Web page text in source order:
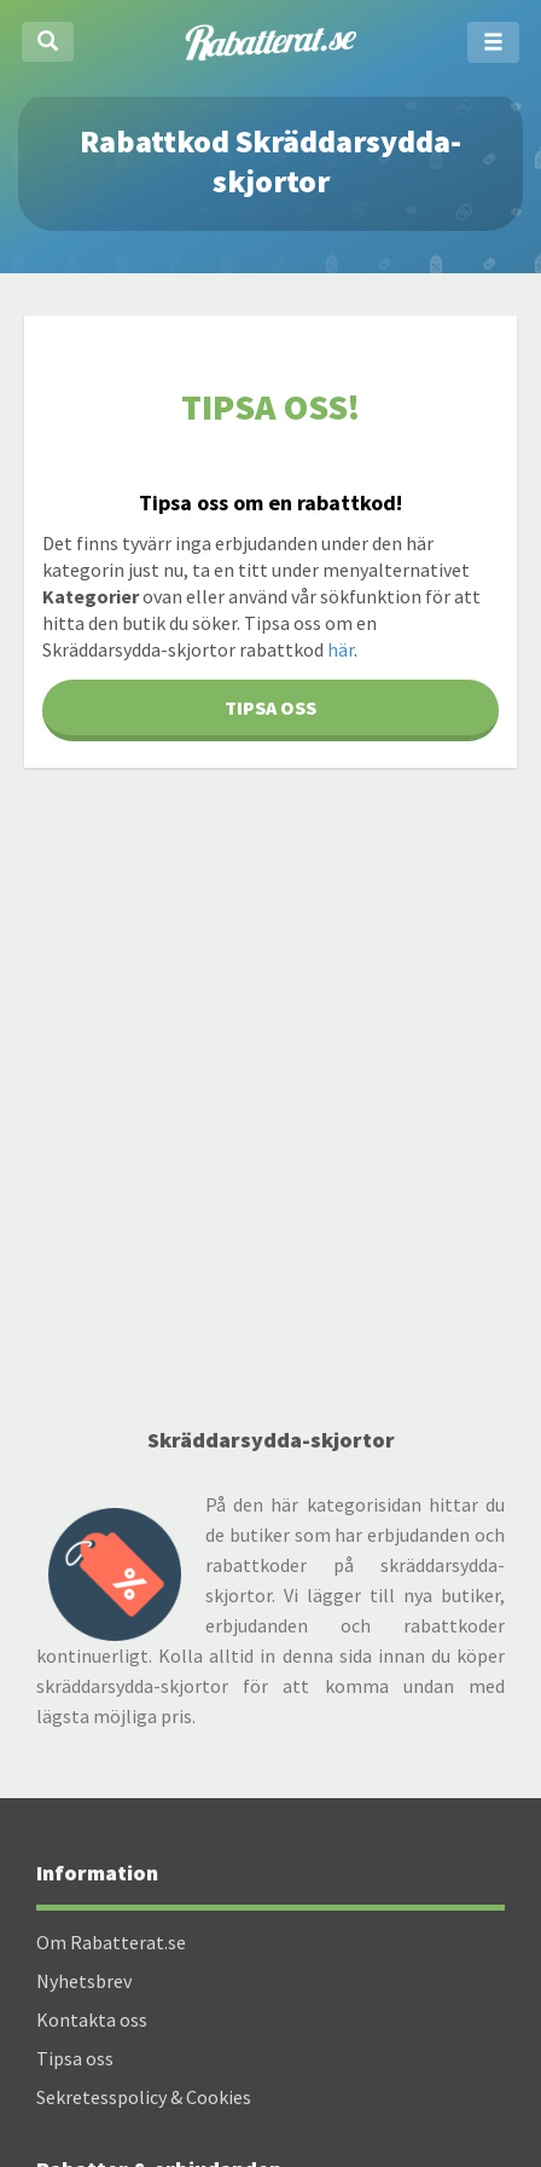
Rabattkod Skräddarsydda-
skjortor
TIPSA OSS!
Tipsa oss om en rabattkod!
Det finns tyvärr inga erbjudanden under den här
kategorin just nu, ta en titt under menyalternativet
Kategorierovan eller använd vår sökfunktion för att
hitta den butik du söker. Tipsa oss om en
Skräddarsydda-skjortor rabattkod här.
TIPSA OSS
Skräddarsydda-skjortor
På den här kategorisidan hittar du
de butiker som har erbjudanden och
rabattkoder på skräddarsydda-
skjortor. Vi lägger till nya butiker,
erbjudanden och rabattkoder
kontinuerligt. Kolla alltid in denna sida innan du köper
skräddarsydda-skjortor för att komma undan med
lägsta möjliga pris.
Information
Om Rabatterat.se
Nyhetsbrev
Kontakta oss
Tipsa oss
Sekretesspolicy & Cookies